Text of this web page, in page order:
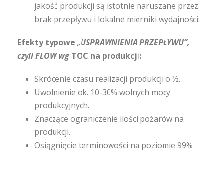
jakość produkcji są istotnie naruszane przez
brak przepływu i lokalne mierniki wydajności.
Efekty typowe „USPRAWNIENIA PRZEPŁYWU”,
czyli FLOW wg TOC na produkcji:
Skrócenie czasu realizacji produkcji o ½.
Uwolnienie ok. 10-30% wolnych mocy
produkcyjnych.
Znaczące ograniczenie ilości pożarów na
produkcji.
Osiągnięcie terminowości na poziomie 99%.